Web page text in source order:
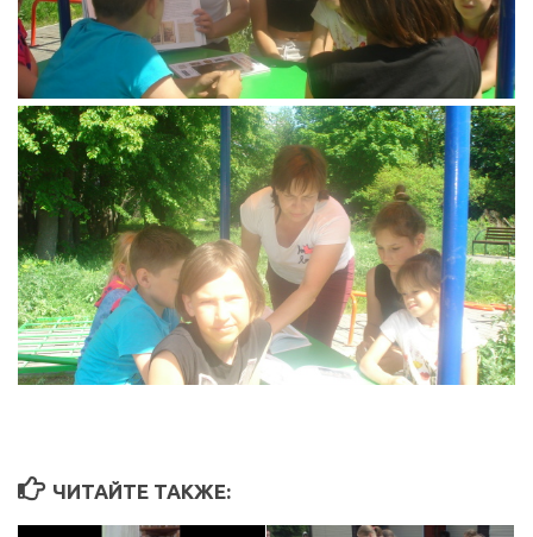
ЧИТАЙТЕ ТАКЖЕ: